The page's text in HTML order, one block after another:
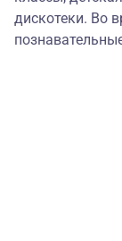
дискотеки. Во